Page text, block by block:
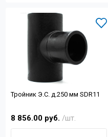
Тройник Э.С. д.250 мм SDR11
8 856.00 руб. /шт.